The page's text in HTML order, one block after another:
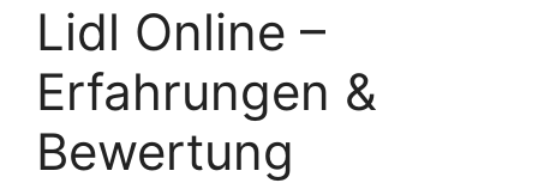
Lidl Online –
Erfahrungen &
Bewertung